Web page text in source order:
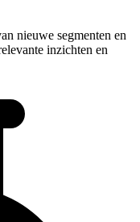
nieuwe segmenten en
inzichten en